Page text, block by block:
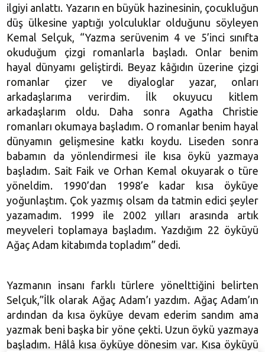
ilgiyi anlattı. Yazarın en büyük hazinesinin, çocukluğun
düş ülkesine yaptığı yolculuklar olduğunu söyleyen
Kemal Selçuk, “Yazma serüvenim 4 ve 5’inci sınıfta
okuduğum çizgi romanlarla başladı. Onlar benim
hayal dünyamı geliştirdi. Beyaz kâğıdın üzerine çizgi
romanlar çizer ve diyaloglar yazar, onları
arkadaşlarıma verirdim. İlk okuyucu kitlem
arkadaşlarım oldu. Daha sonra Agatha Christie
romanları okumaya başladım. O romanlar benim hayal
dünyamın gelişmesine katkı koydu. Liseden sonra
babamın da yönlendirmesi ile kısa öykü yazmaya
başladım. Sait Faik ve Orhan Kemal okuyarak o türe
yöneldim. 1990’dan 1998’e kadar kısa öyküye
yoğunlaştım. Çok yazmış olsam da tatmin edici şeyler
yazamadım. 1999 ile 2002 yılları arasında artık
meyveleri toplamaya başladım. Yazdığım 22 öyküyü
Ağaç Adam kitabımda topladım” dedi.
Yazmanın insanı farklı türlere yönelttiğini belirten
Selçuk,”İlk olarak Ağaç Adam’ı yazdım. Ağaç Adam’ın
ardından da kısa öyküye devam ederim sandım ama
yazmak beni başka bir yöne çekti. Uzun öykü yazmaya
başladım. Hâlâ kısa öyküye dönesim var. Kısa öyküyü